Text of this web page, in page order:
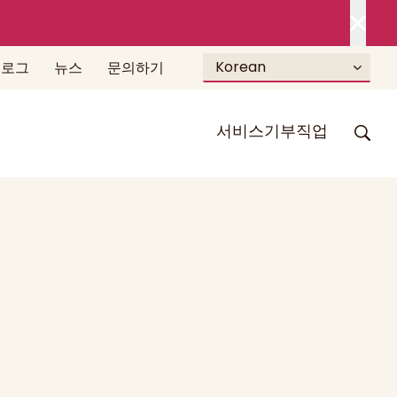
그 뉴스 문의하기 Korean
서비스기부직업